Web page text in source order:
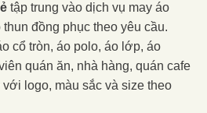
tập trung vào dịch vụ may áo
đồng phục theo yêu cầu.
cổ tròn, áo polo, áo lớp, áo
quán ăn, nhà hàng, quán cafe
logo, màu sắc và size theo